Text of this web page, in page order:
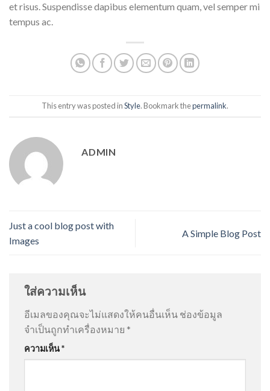
et risus. Suspendisse dapibus elementum quam, vel semper mi
tempus ac.
This entry was posted inStyle. Bookmark thepermalink.
ADMIN
Just a cool blog post with
Images
A Simple Blog Post
ใส่ความเห็น
อีเมลของคุณจะไม่แสดงให้คนอื่นเห็น ช่องข้อมูล
จำเป็นถูกทำเครื่องหมาย *
ความเห็น*